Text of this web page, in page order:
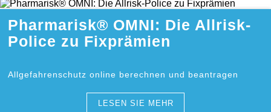
Pharmarisk® OMNI: Die Allrisk-
Police zu Fixprämien
Allgefahrenschutz online berechnen und beantragen
LESEN SIE MEHR